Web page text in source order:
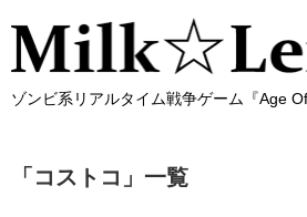
ゾンビ系リアルタイム戦争ゲーム『Age
「 コストコ 」 一覧